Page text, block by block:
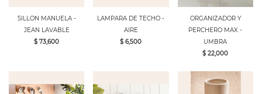
SILLON MANUELA -
JEAN LAVABLE
$ 73,600
LAMPARA DE TECHO -
AIRE
$ 6,500
ORGANIZADOR Y
PERCHERO MAX -
UMBRA
$ 22,000